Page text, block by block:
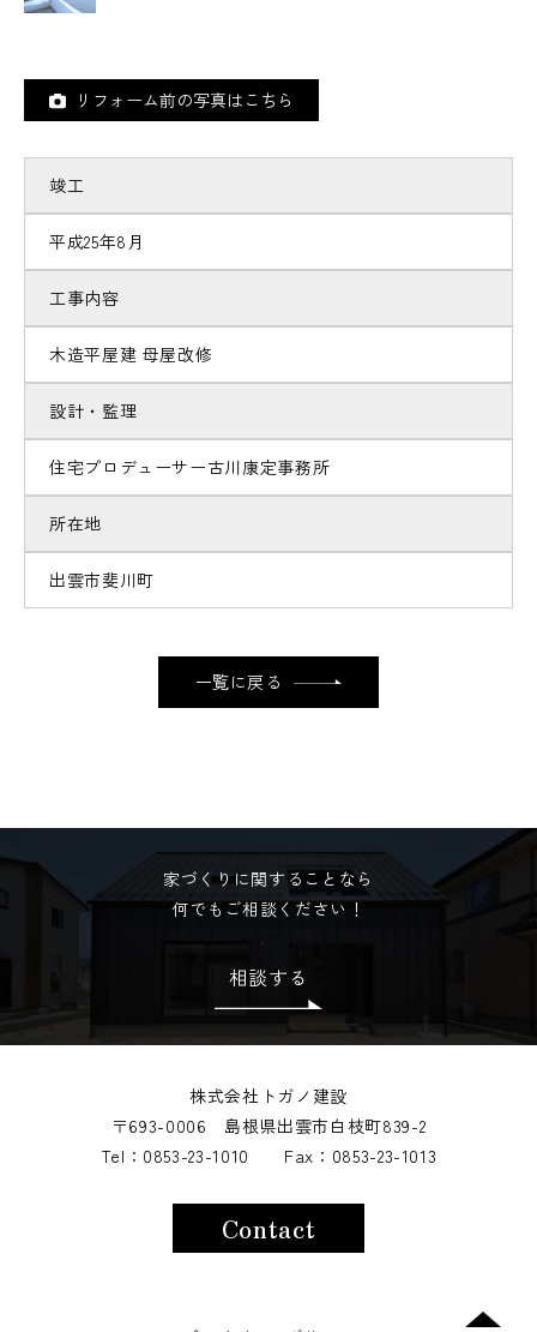
リフォーム前の写真はこちら
竣工
平成25年8月
工事内容
木造平屋建 母屋改修
設計・監理
住宅プロデューサー古川康定事務所
所在地
出雲市斐川町
一覧に戻る
家づくりに関することなら
何でもご相談ください！
相談する
株式会社トガノ建設
〒693-0006 島根県出雲市白枝町839-2
Tel：0853-23-1010 Fax：0853-23-1013
Contact